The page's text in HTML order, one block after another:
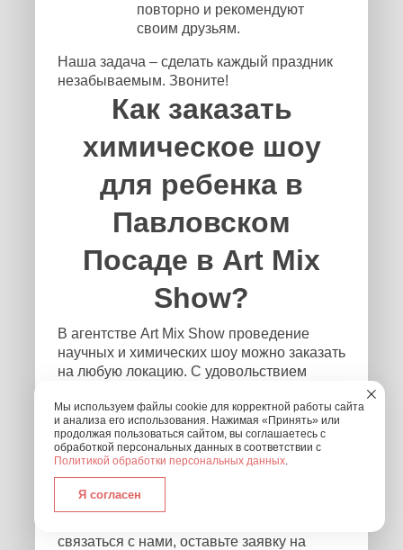
повторно и рекомендуют
своим друзьям.
Наша задача – сделать каждый праздник
незабываемым. Звоните!
Как заказать
химическое шоу
для ребенка в
Павловском
Посаде в Art Mix
Show?
В агентстве Art Mix Show проведение
научных и химических шоу можно заказать
на любую локацию. С удовольствием
Выступим в школе и детском саду, как
отдельно, так и в качестве участников
утренника. Если проведение праздника
запланировано в пределах Московской
независимо от того, где и в каком формате
связаться с нами, оставьте заявку на
Мы используем файлы cookie для корректной работы сайта
и анализа его использования. Нажимая «Принять» или
продолжая пользоваться сайтом, вы соглашаетесь с
обработкой персональных данных в соответствии с
Политикой обработки персональных данных.
Я согласен